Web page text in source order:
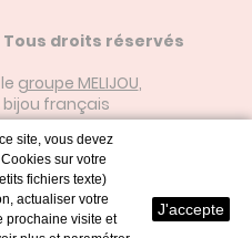
droits réservés
groupe MELIJOU,
français
Légales
site, vous devez
sur votre
fichiers texte)
actualiser votre
prochaine visite et
J'accepte